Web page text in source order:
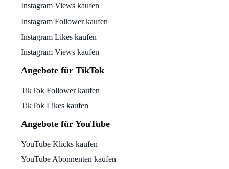
Instagram Views kaufen
Instagram Follower kaufen
Instagram Likes kaufen
Instagram Views kaufen
Angebote für TikTok
TikTok Follower kaufen
TikTok Likes kaufen
Angebote für YouTube
YouTube Klicks kaufen
YouTube Abonnenten kaufen